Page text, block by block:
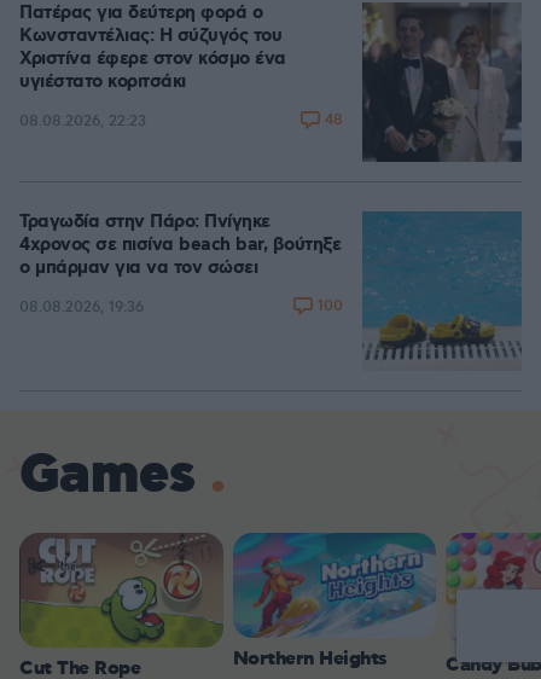
Πατέρας για δεύτερη φορά ο
Κωνσταντέλιας: Η σύζυγός του
Χριστίνα έφερε στον κόσμο ένα
υγιέστατο κοριτσάκι
08.08.2026, 22:23 48
Τραγωδία στην Πάρο: Πνίγηκε
4χρονος σε πισίνα beach bar, βούτηξε
ο μπάρμαν για να τον σώσει
08.08.2026, 19:36 100
Games
Cut The Rope Northern Heights Candy